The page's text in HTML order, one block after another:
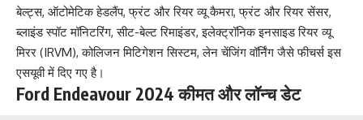
बेल्ट्स, ऑटोमेटिक हेडलैंप, फ्रंट और रियर व्यू कैमरा, फ्रंट और रियर सेंसर,
ब्लाइंड स्पॉट मॉनिटरिंग, सीट-बेल्ट रिमाइंडर, इलेक्ट्रॉनिक इनसाइड रियर व्यू
मिरर (IRVM), कोलिजन मिटिगेशन सिस्टम, लेन चेंजिंग वॉर्निंग जैसे फीचर्स इस
एसयूवी में दिए गए है।
Ford Endeavour 2024 कीमत और लॉन्च डेट